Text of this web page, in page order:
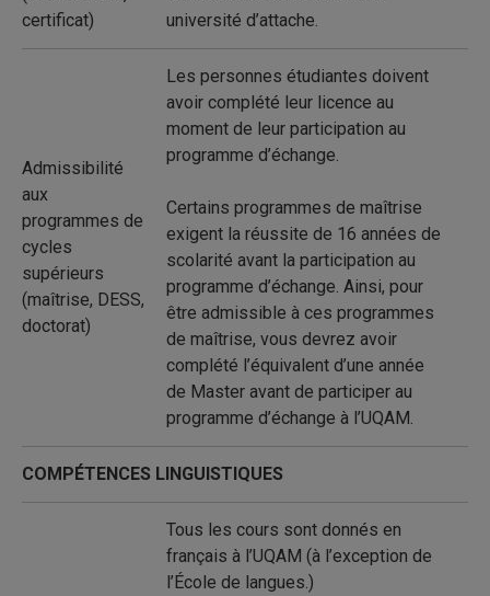
certificat)
université d’attache.
Admissibilité
aux
programmes de
cycles
supérieurs
(maîtrise, DESS,
doctorat)
Les personnes étudiantes doivent
avoir complété leur licence au
moment de leur participation au
programme d’échange.
Certains programmes de maîtrise
exigent la réussite de 16 années de
scolarité avant la participation au
programme d’échange. Ainsi, pour
être admissible à ces programmes
de maîtrise, vous devrez avoir
complété l’équivalent d’une année
de Master avant de participer au
programme d’échange à l’UQAM.
COMPÉTENCES LINGUISTIQUES
Tous les cours sont donnés en
français à l’UQAM (à l’exception de
l’École de langues.)